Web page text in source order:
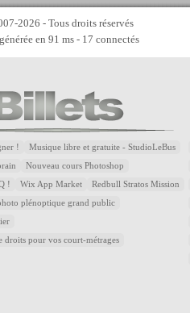
2026 - Tous droits réservés
en 91 ms - 17 connectés
! Musique libre et gratuite - StudioLeBus
Nouveau cours Photoshop
! Wix App Market Redbull Stratos Mission
plénoptique grand public
droits pour vos court-métrages